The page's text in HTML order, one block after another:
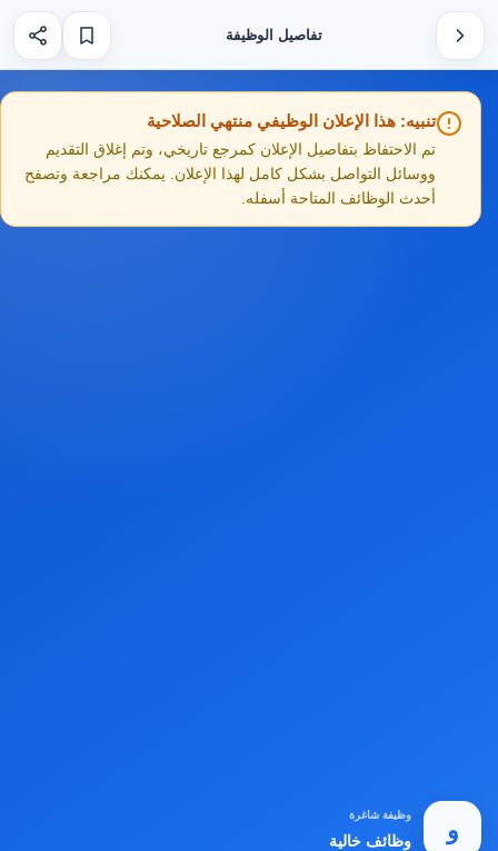
تفاصيل الوظيفة
تنبيه: هذا الإعلان الوظيفي منتهي الصلاحية
تم الاحتفاظ بتفاصيل الإعلان كمرجع تاريخي، وتم إغلاق التقديم
ووسائل التواصل بشكل كامل لهذا الإعلان. يمكنك مراجعة وتصفح
أحدث الوظائف المتاحة أسفله.
و
وظيفة شاغرة
وظائف خالية